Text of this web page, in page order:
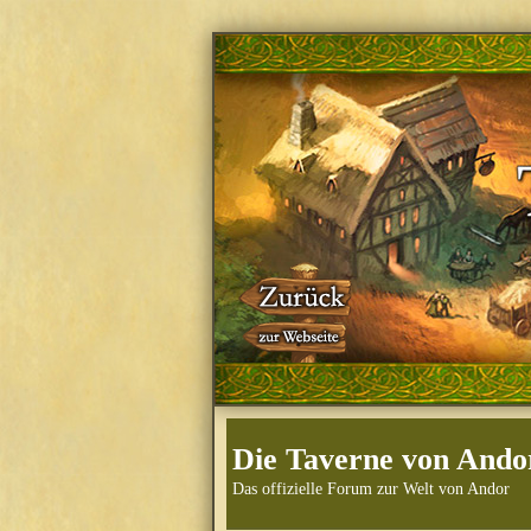
Die Taverne von
Das offizielle Forum zur Welt von Andor